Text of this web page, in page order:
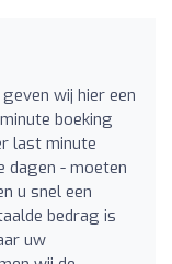
wij hier een
boeking
last minute
dagen - moeten
u snel een
bedrag is
uw